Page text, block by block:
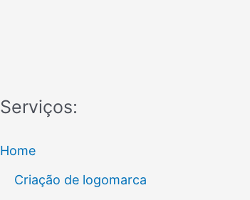
Serviços:
Home
Criação de logomarca